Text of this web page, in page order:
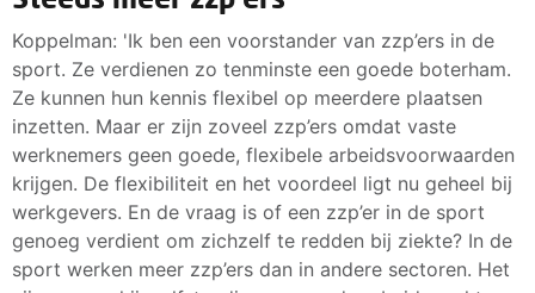
Koppelman: 'Ik ben een voorstander van zzp’ers in de
sport. Ze verdienen zo tenminste een goede boterham.
Ze kunnen hun kennis flexibel op meerdere plaatsen
inzetten. Maar er zijn zoveel zzp’ers omdat vaste
werknemers geen goede, flexibele arbeidsvoorwaarden
krijgen. De flexibiliteit en het voordeel ligt nu geheel bij
werkgevers. En de vraag is of een zzp’er in de sport
genoeg verdient om zichzelf te redden bij ziekte? In de
sport werken meer zzp’ers dan in andere sectoren. Het